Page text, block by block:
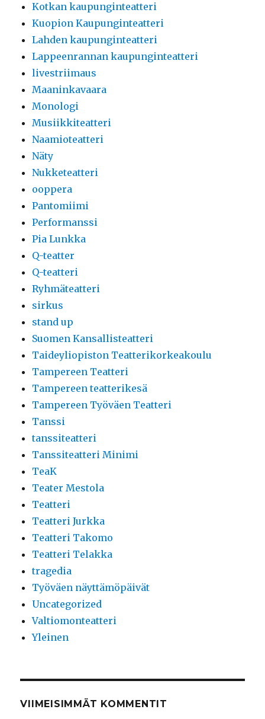
Kotkan kaupunginteatteri
Kuopion Kaupunginteatteri
Lahden kaupunginteatteri
Lappeenrannan kaupunginteatteri
livestriimaus
Maaninkavaara
Monologi
Musiikkiteatteri
Naamioteatteri
Näty
Nukketeatteri
ooppera
Pantomiimi
Performanssi
Pia Lunkka
Q-teatter
Q-teatteri
Ryhmäteatteri
sirkus
stand up
Suomen Kansallisteatteri
Taideyliopiston Teatterikorkeakoulu
Tampereen Teatteri
Tampereen teatterikesä
Tampereen Työväen Teatteri
Tanssi
tanssiteatteri
Tanssiteatteri Minimi
TeaK
Teater Mestola
Teatteri
Teatteri Jurkka
Teatteri Takomo
Teatteri Telakka
tragedia
Työväen näyttämöpäivät
Uncategorized
Valtiomonteatteri
Yleinen
VIIMEISIMMÄT KOMMENTIT